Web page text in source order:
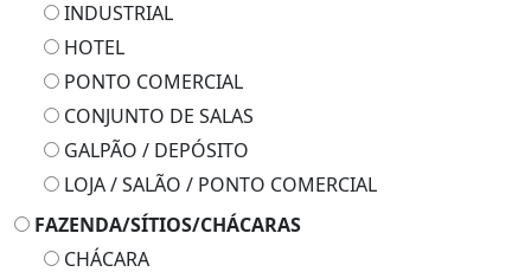
HOTEL
PONTO COMERCIAL
CONJUNTO DE SALAS
GALPÃO / DEPÓSITO
LOJA / SALÃO / PONTO COMERCIAL
FAZENDA/SÍTIOS/CHÁCARAS
CHÁCARA
SÍTIO